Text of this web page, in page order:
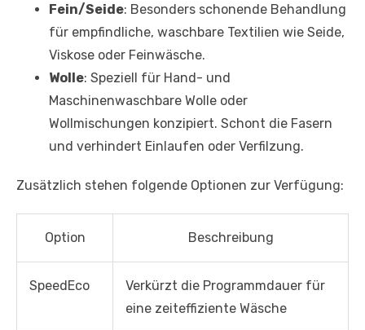
Fein/Seide: Besonders schonende Behandlung
für empfindliche, waschbare Textilien wie Seide,
Viskose oder Feinwäsche.
Wolle: Speziell für Hand- und
Maschinenwaschbare Wolle oder
Wollmischungen konzipiert. Schont die Fasern
und verhindert Einlaufen oder Verfilzung.
Zusätzlich stehen folgende Optionen zur Verfügung:
Option Beschreibung
SpeedEco
Verkürzt die Programmdauer für
eine zeiteffiziente Wäsche